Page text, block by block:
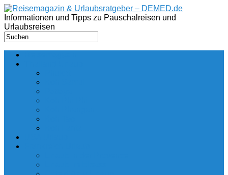
Informationen und Tipps zu Pauschalreisen und
Urlaubsreisen